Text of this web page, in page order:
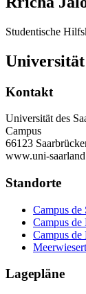
Studentische
Universität
Kontakt
Universität des
Campus
66123
www.uni-
Standorte
Campus de
Campus
Campus
Lagepläne